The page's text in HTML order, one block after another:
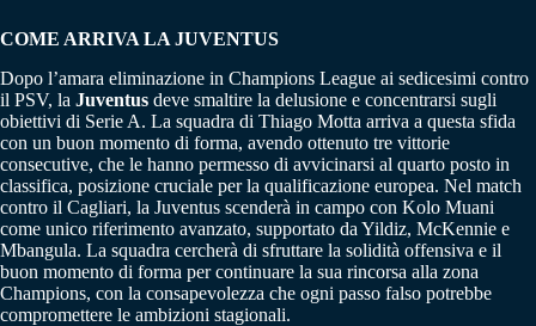
COME ARRIVA LA JUVENTUS
Dopo l’amara eliminazione in Champions League ai sedicesimi contro
il PSV, la Juventus deve smaltire la delusione e concentrarsi sugli
obiettivi di Serie A. La squadra di Thiago Motta arriva a questa sfida
con un buon momento di forma, avendo ottenuto tre vittorie
consecutive, che le hanno permesso di avvicinarsi al quarto posto in
classifica, posizione cruciale per la qualificazione europea. Nel match
contro il Cagliari, la Juventus scenderà in campo con Kolo Muani
come unico riferimento avanzato, supportato da Yildiz, McKennie e
Mbangula. La squadra cercherà di sfruttare la solidità offensiva e il
buon momento di forma per continuare la sua rincorsa alla zona
Champions, con la consapevolezza che ogni passo falso potrebbe
compromettere le ambizioni stagionali.